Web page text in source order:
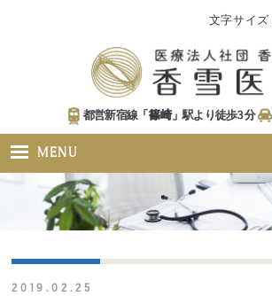
文字サイズ
都営新宿線「篠崎」駅より徒歩3分
MENU
2019.02.25